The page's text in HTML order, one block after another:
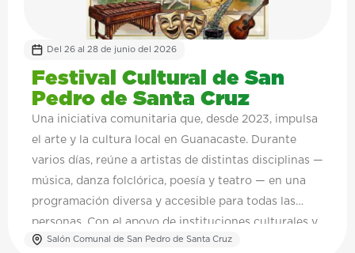
Del 26 al 28 de junio del 2026
Festival Cultural de San
Pedro de Santa Cruz
Una iniciativa comunitaria que, desde 2023, impulsa
el arte y la cultura local en Guanacaste. Durante
varios días, reúne a artistas de distintas disciplinas —
música, danza folclórica, poesía y teatro — en una
programación diversa y accesible para todas las
personas. Con el apoyo de instituciones culturales y
actores locales, el festival se consolida como un
Salón Comunal de San Pedro de Santa Cruz